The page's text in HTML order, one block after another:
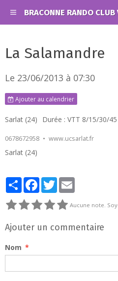
BRACONNE RANDO
La Salamandre
Le 23/06/2013 à 07:30
Ajouter au calendrier
Sarlat (24) Durée : VTT 8/15/30/
0678672958 www.ucsarlat.fr
Sarlat (24)
PartagerFacebook
Twitter
Aucune note.
Ajouter un commentaire
Nom